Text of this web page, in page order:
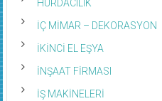
HURDACILIK
İÇ MİMAR – DEKORASYON
İKİNCİ EL EŞYA
İNŞAAT FİRMASI
İŞ MAKİNELERİ